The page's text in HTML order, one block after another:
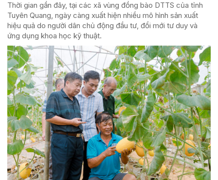
Thời gian gần đây, tại các xã vùng đồng bào DTTS của tỉnh
Tuyên Quang, ngày càng xuất hiện nhiều mô hình sản xuất
hiệu quả do người dân chủ động đầu tư, đổi mới tư duy và
ứng dụng khoa học kỹ thuật.